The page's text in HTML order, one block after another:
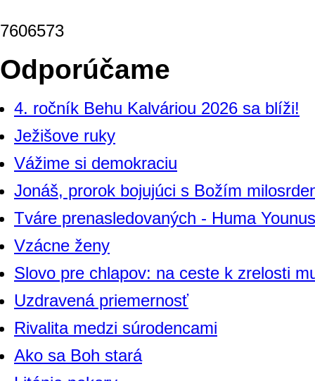
7606573
Odporúčame
4. ročník Behu Kalváriou 2026 sa blíži!
Ježišove ruky
Vážime si demokraciu
Jonáš, prorok bojujúci s Božím
Tváre prenasledovaných - Huma Younus
Vzácne ženy
Slovo pre chlapov: na ceste k zrelosti
Uzdravená priemernosť
Rivalita medzi súrodencami
Ako sa Boh stará